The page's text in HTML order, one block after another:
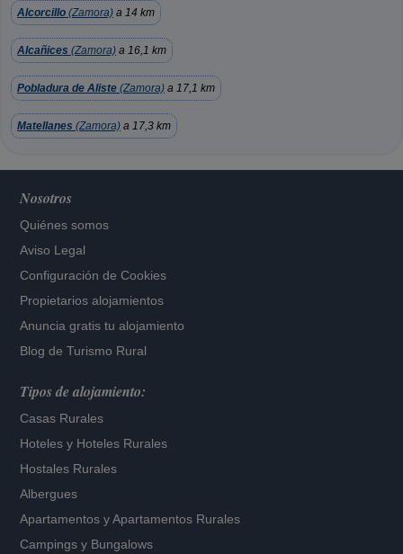
Alcorcillo (Zamora) a 14 km
Alcañices (Zamora) a 16,1 km
Pobladura de Aliste (Zamora) a 17,1 km
Matellanes (Zamora) a 17,3 km
Nosotros
Quiénes somos
Aviso Legal
Configuración de Cookies
Propietarios alojamientos
Anuncia gratis tu alojamiento
Blog de Turismo Rural
Tipos de alojamiento:
Casas Rurales
Hoteles y Hoteles Rurales
Hostales Rurales
Albergues
Apartamentos yApartamentos Rurales
Campings y Bungalows